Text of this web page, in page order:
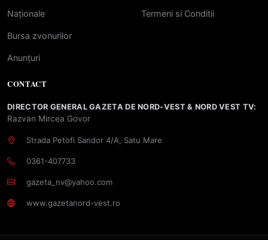
Naționale
Bursa zvonurilor
Anunțuri
Termeni si Conditii
CONTACT
DIRECTOR GENERAL GAZETA DE NORD-VEST & NORD VEST TV:
Razvan Mircea Govor
Strada Petofi Sandor 4/A, Satu Mare
0361-407733
gazeta_nv@yahoo.com
www.gazetanord-vest.ro